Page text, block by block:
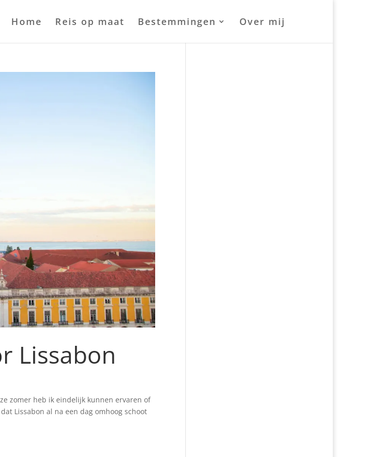
Home Reis op maat Bestemmingen Over mij
Lissabon
zomer heb ik eindelijk kunnen ervaren of
Lissabon al na een dag omhoog schoot